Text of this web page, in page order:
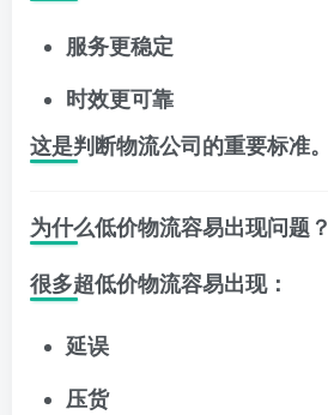
服务更稳定
时效更可靠
这是判断物流公司的重要标准。
为什么低价物流容易出现问题？
很多超低价物流容易出现：
延误
压货